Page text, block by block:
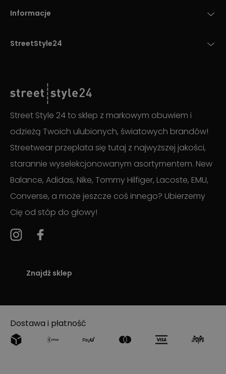
Informacje
StreetStyle24
Street Style 24 to sklep z markowym obuwiem i
odzieżą Twoich ulubionych, światowych brandów!
Streetwear przeplata się tutaj z najwyższej jakości,
starannie wyselekcjonowanym asortymentem. New
Balance, Adidas, Nike, Tommy Hilfiger, Lacoste, EMU,
Converse, a może jeszcze coś innego? Ubierzemy
Cię od stóp do głowy!
Znajdź sklep
Dostawa i płatność